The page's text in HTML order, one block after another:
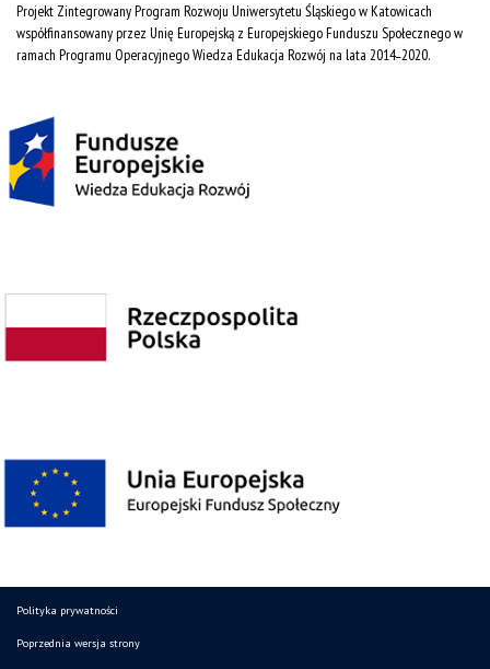
Projekt Zintegrowany Program Rozwoju Uniwersytetu Śląskiego w Katowicach
współfinansowany przez Unię Europejską z Europejskiego Funduszu Społecznego w
ramach Programu Operacyjnego Wiedza Edukacja Rozwój na lata 2014˗2020.
Polityka prywatności
Poprzednia wersja strony